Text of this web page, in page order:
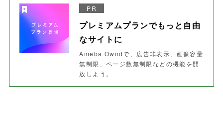
PR
プレミアムプランでもっと自由
なサイトに
Ameba Owndで、広告非表示、画像容量
無制限、ページ数無制限などの機能を開
放しよう。